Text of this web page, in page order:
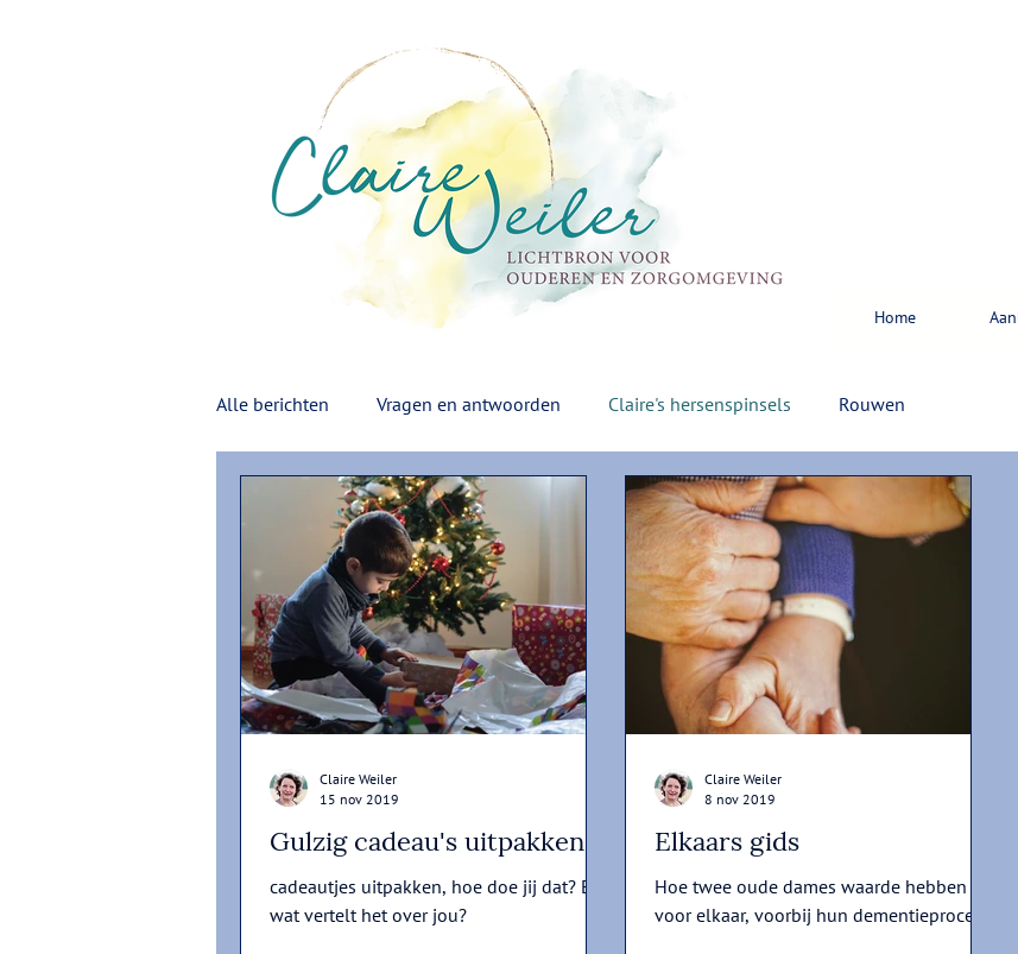
Home
Alle berichten Vragen en antwoorden Claire's hersenspinsels Rouwen
Gulzig cadeau's uitpakken...
cadeautjes uitpakken, hoe doe jij dat? En
wat vertelt het over jou?
Claire Weiler
15 nov 2019
Elkaars gids
Hoe twee oude dames waarde hebben
voor elkaar, voorbij hun dementieproces.
Claire Weiler
8 nov 2019